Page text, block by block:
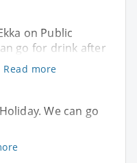
on Public
go for drink after
Read more
We can go